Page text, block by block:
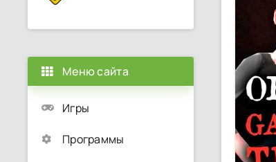
Меню сайта
Игры
Программы